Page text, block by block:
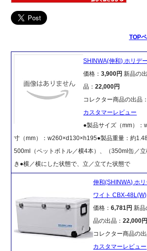
TOP
SHINWA(伸和) ホリデ
価格：3,900円新品の
品：22,000円
コレクター商品の出品
カスタマーレビュー
●製品サイズ（mm）
寸（mm）：w260×d130×h195●製品重量：約
500ml（ペットボトル／横4本）、（350ml缶／
き●横／横にした状態で、立／立てた状態で
伸和(SHINWA) ホ
ワイト CBX-48L(W)
価格：6,781円新品
品の出品：22,000円
コレクター商品の
カスタマーレビュー